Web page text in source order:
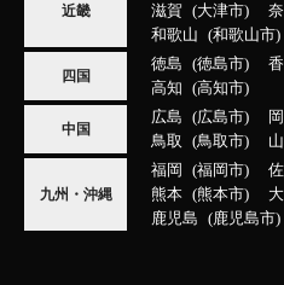
近畿
滋賀
大津市
和歌山
和歌山市
四国
徳島 徳島市 香
高知
高知市
中国
広島 広島市
鳥取
鳥取市
九州・沖縄
福岡 福岡市
熊本
熊本市
鹿児島
鹿児島市